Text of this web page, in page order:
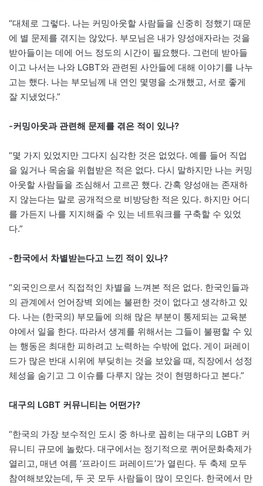
“대체로 그렇다. 나는 커밍아웃할 사람들을 신중히 정했기 때문
에 별 문제를 겪지는 않았다. 부모님은 내가 양성애자라는 것을
받아들이는 데에 어느 정도의 시간이 필요했다. 그런데 받아들
이고 나서는 나와 LGBT와 관련된 사안들에 대해 이야기를 나누
고는 했다. 나는 부모님께 내 연인 몇명을 소개했고, 서로 좋게
잘 지냈었다.”
-커밍아웃과 관련해 문제를 겪은 적이 있나?
“몇 가지 있었지만 그다지 심각한 것은 없었다. 예를 들어 직업
을 잃거나 목숨을 위협받은 적은 없다. 다시 말하지만 나는 커밍
아웃할 사람들을 조심해서 고르곤 했다. 간혹 양성애는 존재하
지 않는다는 말로 공개적으로 비방당한 적은 있다. 하지만 어디
를 가든지 나를 지지해줄 수 있는 네트워크를 구축할 수 있었
다.”
-한국에서 차별받는다고 느낀 적이 있나?
“외국인으로서 직접적인 차별을 느껴본 적은 없다. 한국인들과
의 관계에서 언어장벽 외에는 불편한 것이 없다고 생각하고 있
다. 나는 (한국의) 부모들에 의해 많은 부분이 통제되는 교육분
야에서 일을 한다. 따라서 생계를 위해서는 그들이 불평할 수 있
는 행동은 최대한 피하려고 노력하는 수밖에 없다. 게이 퍼레이
드가 많은 반대 시위에 부딪히는 것을 보았을 때, 직장에서 성정
체성을 숨기고 그 이슈를 다루지 않는 것이 현명하다고 본다.”
대구의 LGBT 커뮤니티는 어떤가?
“한국의 가장 보수적인 도시 중 하나로 꼽히는 대구의 LGBT 커
뮤니티 규모에 놀랐다. 대구에서는 정기적으로 퀴어문화축제가
열리고, 매년 여름 ‘프라이드 퍼레이드’가 열린다. 두 축제 모두
참여해보았는데, 두 곳 모두 사람들이 많이 모인다. 한국에서 만